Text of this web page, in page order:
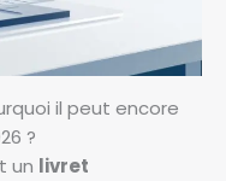
il peut encore
?
un livret